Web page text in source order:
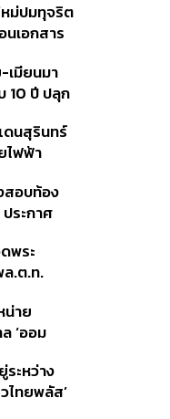
เป้าสิ้นปีนี้
หม่ปมทุจริต
เอกสาร
อเอี่ยว
หรือไม่
เมียนมา
10 ปี ปลุก
น้ำลึก
ดนสุรินทร์
ไฟฟ้า
มมั่นคง
สอบท้อง
ระกาศ
ดเส้นแล้ว
พระ
.ต.ท.
ปี แกนนำ
หลาก
น่าย
‘ออม
ดส่วนการ
Lot First
ระหว่าง
ไทยพลัส’